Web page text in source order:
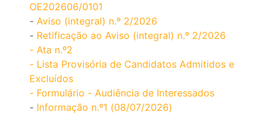
OE202606/0101
- Aviso (integral) n.º 2/2026
- Retificação ao Aviso (integral) n.º 2/2026
- Ata n.º2
- Lista Provisória de Candidatos Admitidos e
Excluídos
- Formulário - Audiência de Interessados
- Informação n.º1 (08/07/2026)